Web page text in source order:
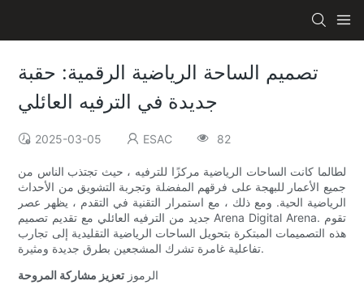
تصميم الساحة الرياضية الرقمية: حقبة
جديدة في الترفيه العائلي
2025-03-05 ESAC 82
لطالما كانت الساحات الرياضية مركزًا للترفيه ، حيث تجتذب الناس من
جميع الأعمار للبهجة على فرقهم المفضلة وتجربة التشويق من الأحداث
الرياضية الحية. ومع ذلك ، مع استمرار التقنية في التقدم ، يظهر عصر
جديد من الترفيه العائلي مع تقديم تصميم Arena Digital Arena. تقوم
هذه التصميمات المبتكرة بتحويل الساحات الرياضية التقليدية إلى تجارب
تفاعلية غامرة تشرك المشجعين بطرق جديدة ومثيرة.
الرموز تعزيز مشاركة المروحة